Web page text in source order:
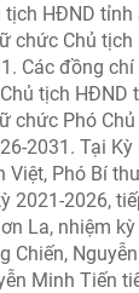
tịch HĐND tỉnh
chức Chủ tịch
Các đồng
tịch HĐND
chức Phó
2031. Tại
Việt, Phó Bí
2021-2026,
La, nhiệm
Chiến,
Minh Tiến